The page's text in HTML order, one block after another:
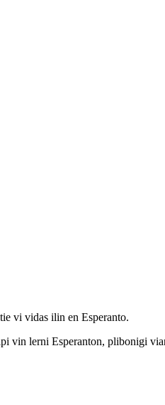
vi vidas ilin en Esperanto.
vin lerni Esperanton, plibonigi